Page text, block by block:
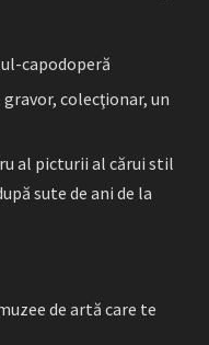
capodoperă
colecţionar, un
al picturii al cărui stil
sute de ani de la
de artă care te